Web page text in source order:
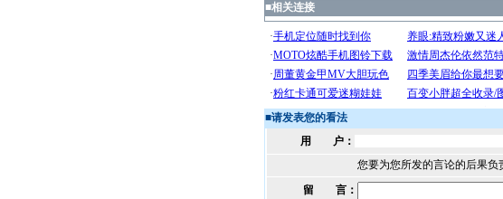
■相关连接
■请发表您的看法
用 户：
您要为您所发的言论的后果负
留 言：